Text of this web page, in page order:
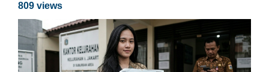
809 views